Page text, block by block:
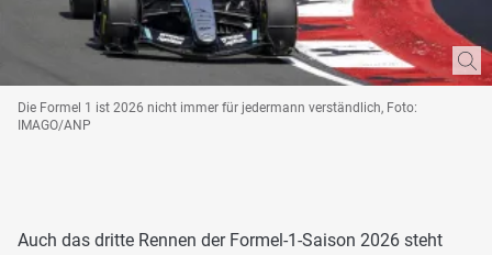
Die Formel 1 ist 2026 nicht immer für jedermann verständlich, Foto:
IMAGO/ANP
Auch das dritte Rennen der Formel-1-Saison 2026 steht